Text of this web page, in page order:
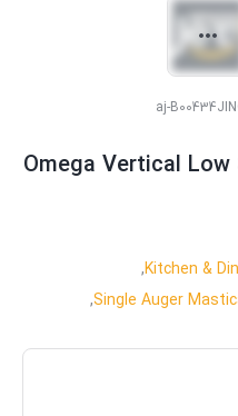
aj-
Omega Vertical Low
Kitchen &
,
Single Auger
,